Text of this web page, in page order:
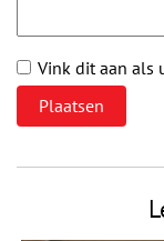
Vink dit aan als